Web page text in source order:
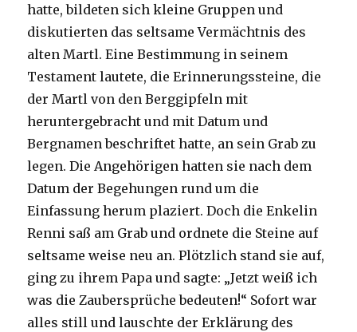
hatte, bildeten sich kleine Gruppen und
diskutierten das seltsame Vermächtnis des
alten Martl. Eine Bestimmung in seinem
Testament lautete, die Erinnerungssteine, die
der Martl von den Berggipfeln mit
heruntergebracht und mit Datum und
Bergnamen beschriftet hatte, an sein Grab zu
legen. Die Angehörigen hatten sie nach dem
Datum der Begehungen rund um die
Einfassung herum plaziert. Doch die Enkelin
Renni saß am Grab und ordnete die Steine auf
seltsame weise neu an. Plötzlich stand sie auf,
ging zu ihrem Papa und sagte: „Jetzt weiß ich
was die Zaubersprüche bedeuten!“ Sofort war
alles still und lauschte der Erklärung des